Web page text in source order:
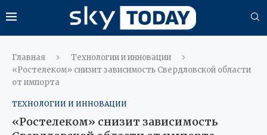
Главная
Технологии и инновации
«Ростелеком» снизит зависимость Свердловской области
от импорта
ТЕХНОЛОГИИ И ИННОВАЦИИ
«Ростелеком» снизит зависимость